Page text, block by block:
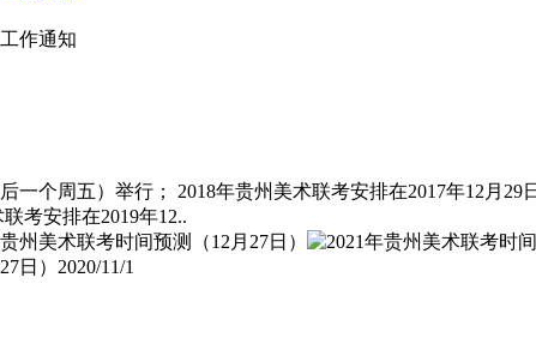
作通知
一个周五）举行； 2018年贵州美术联考安排在2017年12月
考安排在2019年12..
日） 2020/11/1